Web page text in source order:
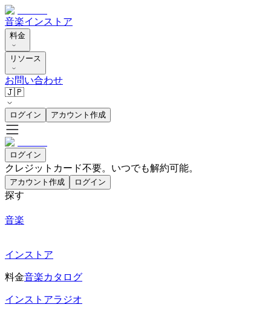
音楽インストア
料金
リソース
お問い合わせ
🇯🇵
ログイン アカウント作成
ログイン
クレジットカード不要。いつでも解約可能。
アカウント作成 ログイン
探す
音楽
インストア
料金音楽カタログ
インストアラジオ